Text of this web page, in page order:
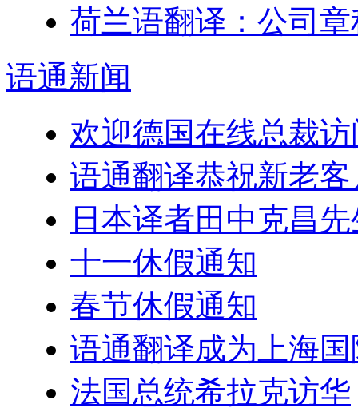
荷兰语翻译：公司
语通新闻
欢迎德国在线总裁
语通翻译恭祝新老
日本译者田中克昌
十一休假通知
春节休假通知
语通翻译成为上海
法国总统希拉克访华